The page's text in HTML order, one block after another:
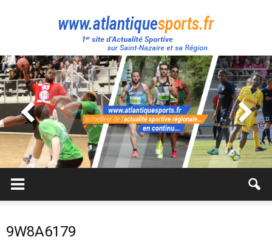
Atlantique
Sport
9W8A6179